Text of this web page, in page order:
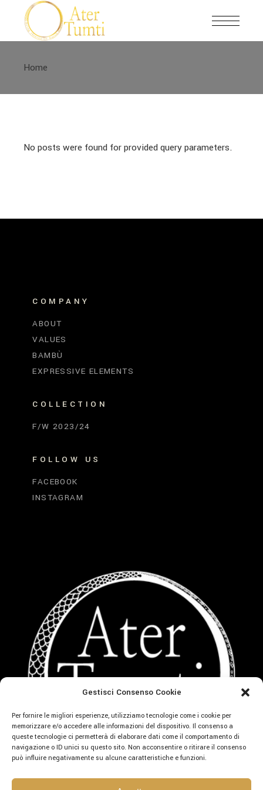
Gestisci Consenso Cookie
Per fornire le migliori esperienze, utilizziamo tecnologie come i cookie per
memorizzare e/o accedere alle informazioni del dispositivo. Il consenso a
queste tecnologie ci permetterà di elaborare dati come il comportamento di
navigazione o ID unici su questo sito. Non acconsentire o ritirare il consenso
può influire negativamente su alcune caratteristiche e funzioni.
content
Home
No posts were found for provided query parameters.
COMPANY
ABOUT
VALUES
BAMBÙ
EXPRESSIVE ELEMENTS
COLLECTION
F/W 2023/24
FOLLOW US
FACEBOOK
INSTAGRAM